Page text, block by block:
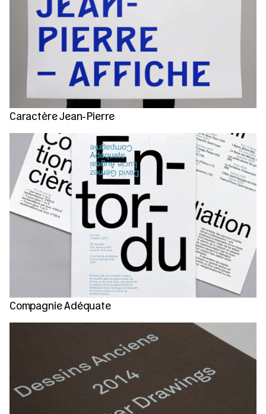
Caractère Jean-Pierre
Compagnie Adéquate